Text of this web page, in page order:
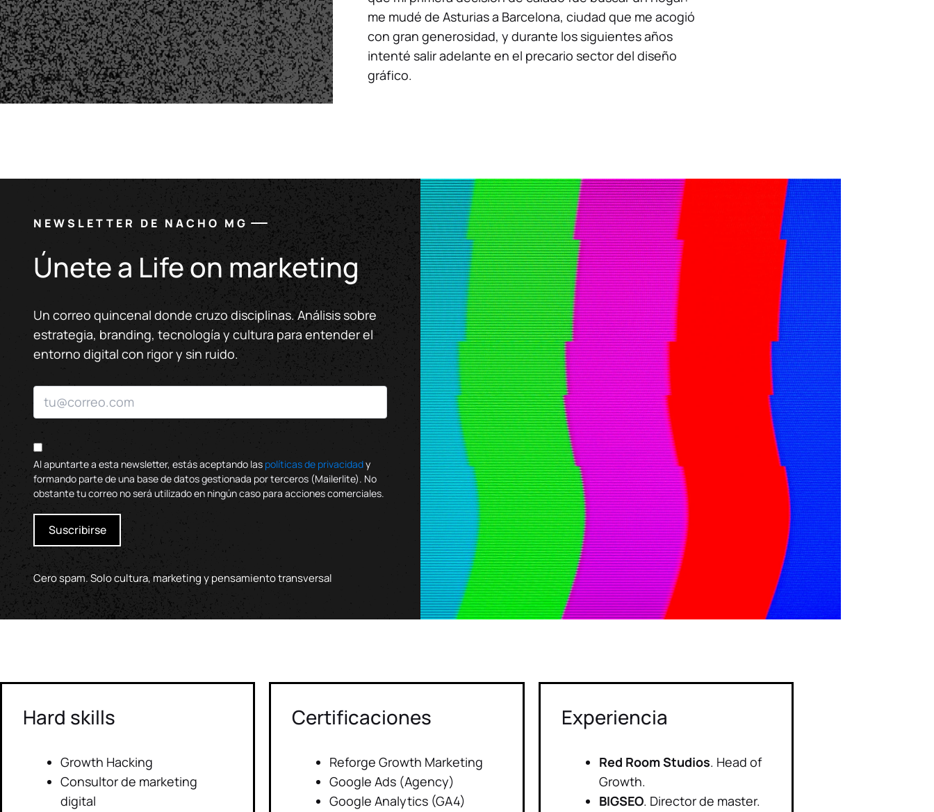
me mudé de Asturias a Barcelona, ciudad que me acogió
con gran generosidad, y durante los siguientes años
intenté salir adelante en el precario sector del diseño
gráfico.
NEWSLETTER DE NACHO MG
Únete a Life on marketing
Un correo quincenal donde cruzo disciplinas. Análisis sobre
estrategia, branding, tecnología y cultura para entender el
entorno digital con rigor y sin ruido.
Al apuntarte a esta newsletter, estás aceptando las políticas de privacidady
formando parte de una base de datos gestionada por terceros (Mailerlite). No
obstante tu correo no será utilizado en ningún caso para acciones comerciales.
Suscribirse
Cero spam. Solo cultura, marketing y pensamiento transversal
Hard skills
Growth Hacking
Consultor de marketing
digital
Certificaciones
Reforge Growth Marketing
Google Ads (Agency)
Google Analytics (GA4)
Experiencia
Red Room Studios. Head of
Growth.
BIGSEO. Director de master.